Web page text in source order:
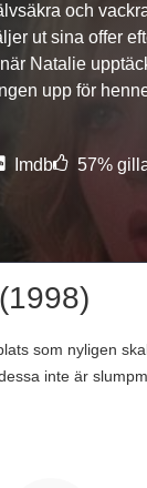
och
ut sina offer
Natalie
upp för
Imdb 57%
som nyligen
inte är
Gayheart
Blanks och